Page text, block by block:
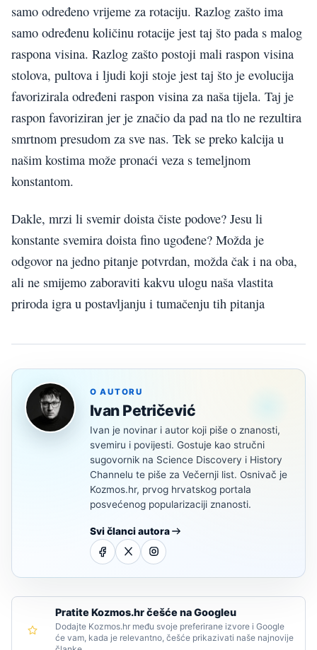
samo određeno vrijeme za rotaciju. Razlog zašto ima
samo određenu količinu rotacije jest taj što pada s malog
raspona visina. Razlog zašto postoji mali raspon visina
stolova, pultova i ljudi koji stoje jest taj što je evolucija
favorizirala određeni raspon visina za naša tijela. Taj je
raspon favoriziran jer je značio da pad na tlo ne rezultira
smrtnom presudom za sve nas. Tek se preko kalcija u
našim kostima može pronaći veza s temeljnom
konstantom.
Dakle, mrzi li svemir doista čiste podove? Jesu li
konstante svemira doista fino ugođene? Možda je
odgovor na jedno pitanje potvrdan, možda čak i na oba,
ali ne smijemo zaboraviti kakvu ulogu naša vlastita
priroda igra u postavljanju i tumačenju tih pitanja
O AUTORU
Ivan Petričević
Ivan je novinar i autor koji piše o znanosti,
svemiru i povijesti. Gostuje kao stručni
sugovornik na Science Discovery i History
Channelu te piše za Večernji list. Osnivač je
Kozmos.hr, prvog hrvatskog portala
posvećenog popularizaciji znanosti.
Svi članci autora
Pratite Kozmos.hr češće na Googleu
Dodajte Kozmos.hr među svoje preferirane izvore i Google
će vam, kada je relevantno, češće prikazivati naše najnovije